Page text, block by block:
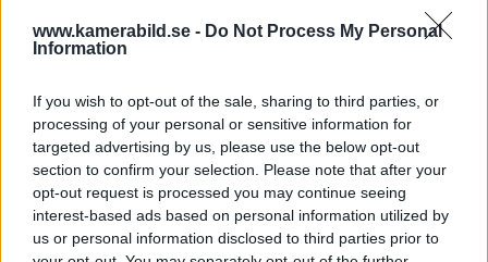
www.kamerabild.se - Do Not Process My Personal
Information
If you wish to opt-out of the sale, sharing to third parties, or
processing of your personal or sensitive information for
targeted advertising by us, please use the below opt-out
section to confirm your selection. Please note that after your
opt-out request is processed you may continue seeing
interest-based ads based on personal information utilized by
us or personal information disclosed to third parties prior to
Foto: Sean van der Steen
Sean van der Steen (Nederländerna)gör en
fotografisk resa längs Kinas första storskaliga
infrastrukturella projekt utfört i Afrika, den så
kallade Freedom Railway (Frihetens järnväg), samt
en reflektion över omgivningarna och de tusentals